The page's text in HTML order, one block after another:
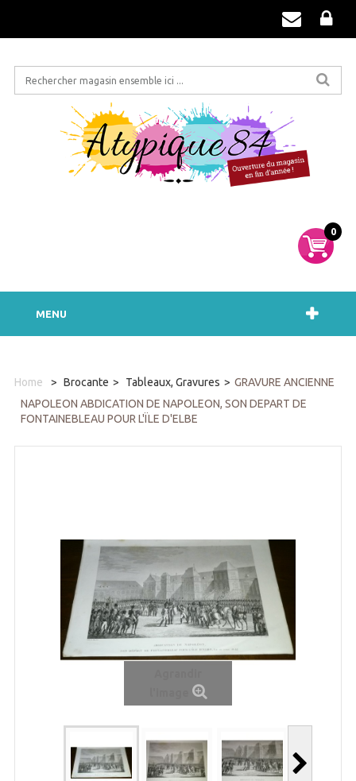
0
MENU
Home > Brocante > Tableaux, Gravures > GRAVURE ANCIENNE
NAPOLEON ABDICATION DE NAPOLEON, SON DEPART DE
FONTAINEBLEAU POUR L'ÏLE D'ELBE